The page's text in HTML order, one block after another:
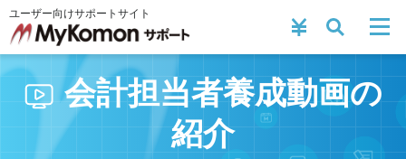
ユーザー向けサポートサイト
会計担当者養成動画の
紹介